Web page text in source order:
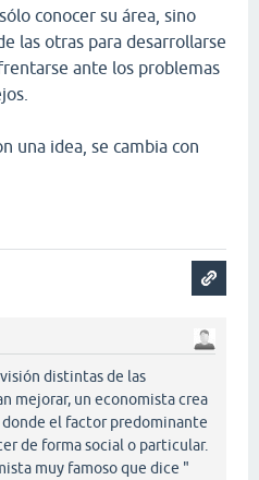
conocer su área, sino
las otras para desarrollarse
ante los problemas
una idea, se cambia con
distintas de las
mejorar, un economista crea
el factor predominante
de forma social o particular.
muy famoso que dice "